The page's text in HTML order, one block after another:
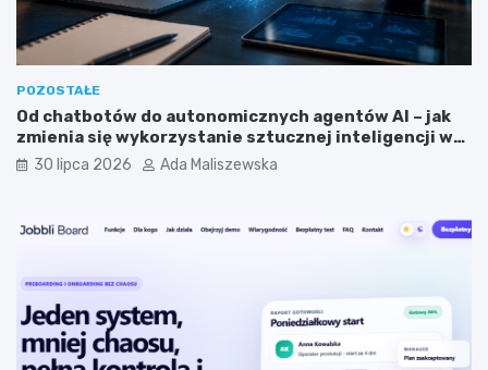
m
?
POZOSTAŁE
Od chatbotów do autonomicznych agentów AI – jak
zmienia się wykorzystanie sztucznej inteligencji w
biznesie?
30 lipca 2026 Ada Maliszewska